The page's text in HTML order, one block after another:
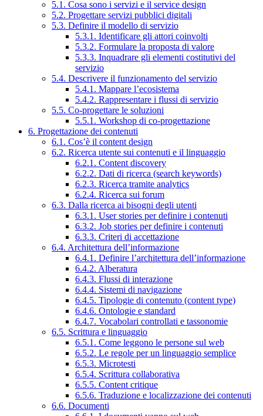
5.1. Cosa sono i servizi e il service design
5.2. Progettare servizi pubblici digitali
5.3. Definire il modello di servizio
5.3.1. Identificare gli attori coinvolti
5.3.2. Formulare la proposta di valore
5.3.3. Inquadrare gli elementi costitutivi del
servizio
5.4. Descrivere il funzionamento del servizio
5.4.1. Mappare l’ecosistema
5.4.2. Rappresentare i flussi di servizio
5.5. Co-progettare le soluzioni
5.5.1. Workshop di co-progettazione
6. Progettazione dei contenuti
6.1. Cos’è il content design
6.2. Ricerca utente sui contenuti e il linguaggio
6.2.1. Content discovery
6.2.2. Dati di ricerca (search keywords)
6.2.3. Ricerca tramite analytics
6.2.4. Ricerca sui forum
6.3. Dalla ricerca ai bisogni degli utenti
6.3.1. User stories per definire i contenuti
6.3.2. Job stories per definire i contenuti
6.3.3. Criteri di accettazione
6.4. Architettura dell’informazione
6.4.1. Definire l’architettura dell’informazione
6.4.2. Alberatura
6.4.3. Flussi di interazione
6.4.4. Sistemi di navigazione
6.4.5. Tipologie di contenuto (content type)
6.4.6. Ontologie e standard
6.4.7. Vocabolari controllati e tassonomie
6.5. Scrittura e linguaggio
6.5.1. Come leggono le persone sul web
6.5.2. Le regole per un linguaggio semplice
6.5.3. Microtesti
6.5.4. Scrittura collaborativa
6.5.5. Content critique
6.5.6. Traduzione e localizzazione dei contenuti
6.6. Documenti